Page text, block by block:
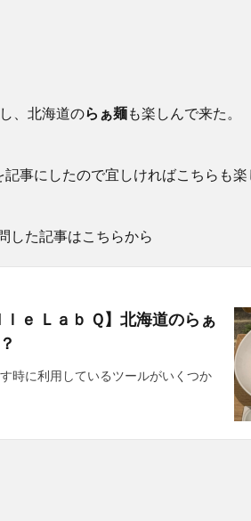
、北海道のらぁ麺も楽しんで来た。
事にしたので宜しければこちらも楽
した記事はこちらから
ｅ Ｌａｂ Ｑ】北海道のらぁ
時に利用しているツールがいくつか